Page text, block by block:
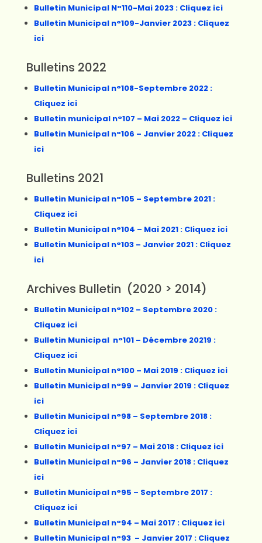
Bulletin Municipal N°110-Mai 2023 : Cliquez ici
Bulletin Municipal n°109-Janvier 2023 : Cliquez
ici
Bulletins 2022
Bulletin Municipal n°108-Septembre 2022 :
Cliquez ici
Bulletin municipal n°107 – Mai 2022 – Cliquez ici
Bulletin Municipal n°106 – Janvier 2022 : Cliquez
ici
Bulletins 2021
Bulletin Municipal n°105 – Septembre 2021 :
Cliquez ici
Bulletin Municipal n°104 – Mai 2021 : Cliquez ici
Bulletin Municipal n°103 – Janvier 2021 : Cliquez
ici
Archives Bulletin (2020 > 2014)
Bulletin Municipal n°102 – Septembre 2020 :
Cliquez ici
Bulletin Municipal n°101 – Décembre 20219 :
Cliquez ici
Bulletin Municipal n°100 – Mai 2019 : Cliquez ici
Bulletin Municipal n°99 – Janvier 2019 : Cliquez
ici
Bulletin Municipal n°98 – Septembre 2018 :
Cliquez ici
Bulletin Municipal n°97 – Mai 2018 : Cliquez ici
Bulletin Municipal n°96 – Janvier 2018 : Cliquez
ici
Bulletin Municipal n°95 – Septembre 2017 :
Cliquez ici
Bulletin Municipal n°94 – Mai 2017 : Cliquez ici
Bulletin Municipal n°93 – Janvier 2017 : Cliquez